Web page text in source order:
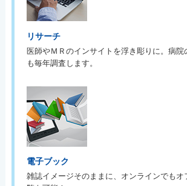
リサーチ
医師やＭＲのインサイトを浮き彫りに。病院
も毎年調査します。
電子ブック
雑誌イメージそのままに、オンラインでもオ